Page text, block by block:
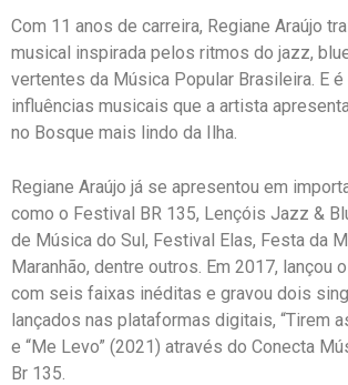
Com 11 anos de carreira, Regiane Araújo
musical inspirada pelos ritmos do jazz,
vertentes da Música Popular Brasileira. E
influências musicais que a artista
no Bosque mais lindo da Ilha.
Regiane Araújo já se apresentou em
como o Festival BR 135, Lençóis Jazz &
de Música do Sul, Festival Elas, Festa da
Maranhão, dentre outros. Em 2017, lançou
com seis faixas inéditas e gravou dois
lançados nas plataformas digitais, “Tirem
e “Me Levo” (2021) através do Conecta
Br 135.